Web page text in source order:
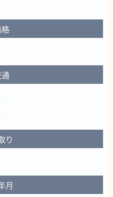
り
月